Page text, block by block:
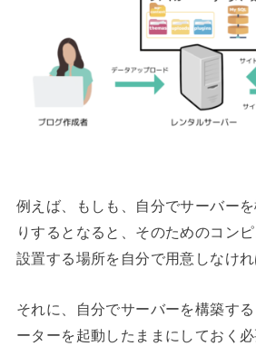
例えば、もしも、自分でサーバー
りするとなると、そのためのコン
設置する場所を自分で用意しなけれ
それに、自分でサーバーを構築す
ーターを起動したままにしておく